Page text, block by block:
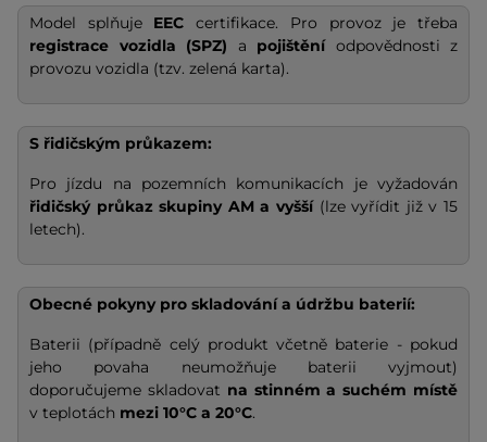
Model splňuje EECcertifikace. Pro provoz je třeba
registrace vozidla (SPZ) a pojištění odpovědnosti z
provozu vozidla (tzv. zelená karta).
S řidičským průkazem:
Pro jízdu na pozemních komunikacích je vyžadován
řidičský průkaz skupiny AM a vyšší(lze vyřídit již v 15
letech).
Obecné pokyny pro skladování a údržbu baterií:
Baterii (případně celý produkt včetně baterie - pokud
jeho povaha neumožňuje baterii vyjmout)
doporučujeme skladovat na stinném a suchém místě
v teplotách mezi 10°C a 20°C.